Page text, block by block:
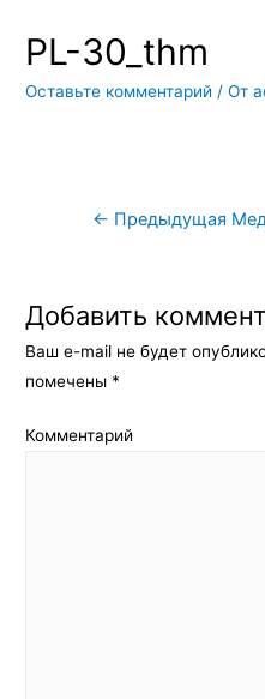
PL-30_thm
Оставьте комментарий / От
Навигация
← Предыдущая
Добавить
Ваш e-mail не будет
помечены *
Комментарий